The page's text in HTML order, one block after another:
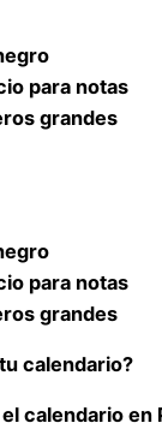
para notas
grandes
para notas
grandes
calendario?
calendario en